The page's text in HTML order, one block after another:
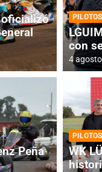
RMC BUENOS AIRES
Cerró
oficializó
Peña
con
4
WK